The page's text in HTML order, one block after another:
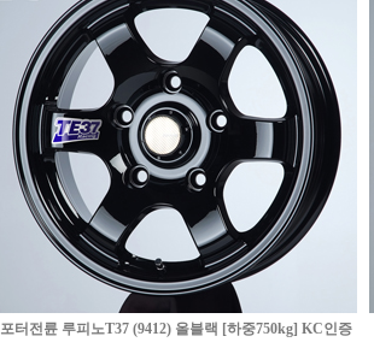
포터전륜 루피노T37 (9412) 올블랙 [하중750kg] KC인증